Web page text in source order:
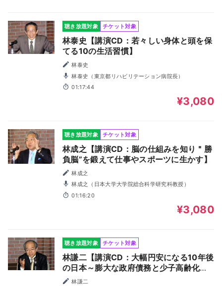
聴き放題対象 チケット対象
林泰史【講演CD：若々しい身体と頭を保
てる10の生活習慣】
林泰史
林泰史（東京都リハビリテーション病院長）
01:17:44
¥3,080
聴き放題対象 チケット対象
林成之【講演CD：脳の仕組みを知り＂勝
負脳”を鍛えて仕事やスポーツに生かす】
林成之
林成之（日本大学大学院総合科学研究科教授）
01:16:20
¥3,080
聴き放題対象 チケット対象
林謙二【講演CD：大幅円安になる10年後
の日本～膨大な政府債務と少子高齢化の
末路～】
林謙二